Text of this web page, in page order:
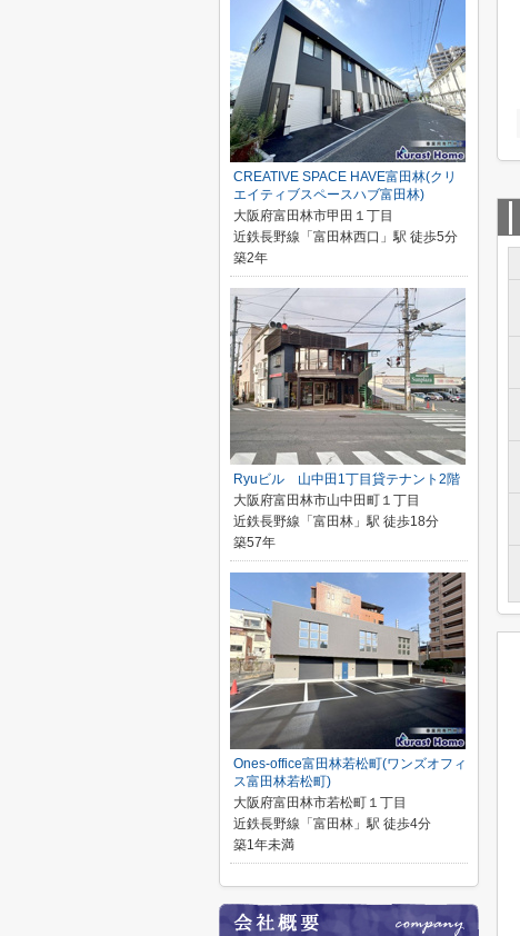
CREATIVE SPACE HAVE富田林(クリ
エイティブスペースハブ富田林)
大阪府富田林市甲田１丁目
近鉄長野線「富田林西口」駅 徒歩5分
築2年
Ryuビル 山中田1丁目貸テナント2階
大阪府富田林市山中田町１丁目
近鉄長野線「富田林」駅 徒歩18分
築57年
Ones-office富田林若松町(ワンズオフィ
ス富田林若松町)
大阪府富田林市若松町１丁目
近鉄長野線「富田林」駅 徒歩4分
築1年未満